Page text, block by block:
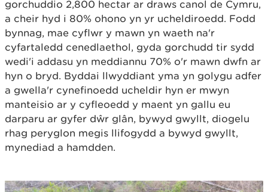
gorchuddio 2,800 hectar ar draws canol de Cymru,
a cheir hyd i 80% ohono yn yr ucheldiroedd. Fodd
bynnag, mae cyflwr y mawn yn waeth na'r
cyfartaledd cenedlaethol, gyda gorchudd tir sydd
wedi'i addasu yn meddiannu 70% o'r mawn dwfn ar
hyn o bryd. Byddai llwyddiant yma yn golygu adfer
a gwella'r cynefinoedd ucheldir hyn er mwyn
manteisio ar y cyfleoedd y maent yn gallu eu
darparu ar gyfer dŵr glân, bywyd gwyllt, diogelu
rhag peryglon megis llifogydd a bywyd gwyllt,
mynediad a hamdden.